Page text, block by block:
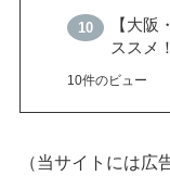
【大
ススメ
10件のビュー
（当サイトには広